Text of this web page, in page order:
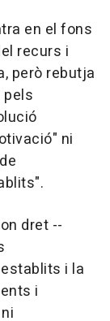
en el fons
recurs i
però rebutja
ni
dret --
i la
i